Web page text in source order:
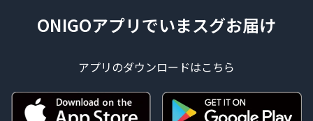
ONIGOアプリでいまスグお届け
アプリのダウンロードはこちら